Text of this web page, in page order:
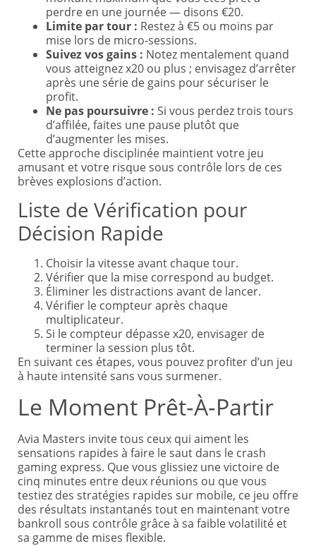
perdre en une journée — disons €20.
Limite par tour : Restez à €5 ou moins par
mise lors de micro‑sessions.
Suivez vos gains : Notez mentalement quand
vous atteignez x20 ou plus ; envisagez d’arrêter
après une série de gains pour sécuriser le
profit.
Ne pas poursuivre : Si vous perdez trois tours
d’affilée, faites une pause plutôt que
d’augmenter les mises.
Cette approche disciplinée maintient votre jeu
amusant et votre risque sous contrôle lors de ces
brèves explosions d’action.
Liste de Vérification pour
Décision Rapide
Choisir la vitesse avant chaque tour.
Vérifier que la mise correspond au budget.
Éliminer les distractions avant de lancer.
Vérifier le compteur après chaque
multiplicateur.
Si le compteur dépasse x20, envisager de
terminer la session plus tôt.
En suivant ces étapes, vous pouvez profiter d’un jeu
à haute intensité sans vous surmener.
Le Moment Prêt‑À‑Partir
Avia Masters invite tous ceux qui aiment les
sensations rapides à faire le saut dans le crash
gaming express. Que vous glissiez une victoire de
cinq minutes entre deux réunions ou que vous
testiez des stratégies rapides sur mobile, ce jeu offre
des résultats instantanés tout en maintenant votre
bankroll sous contrôle grâce à sa faible volatilité et
sa gamme de mises flexible.